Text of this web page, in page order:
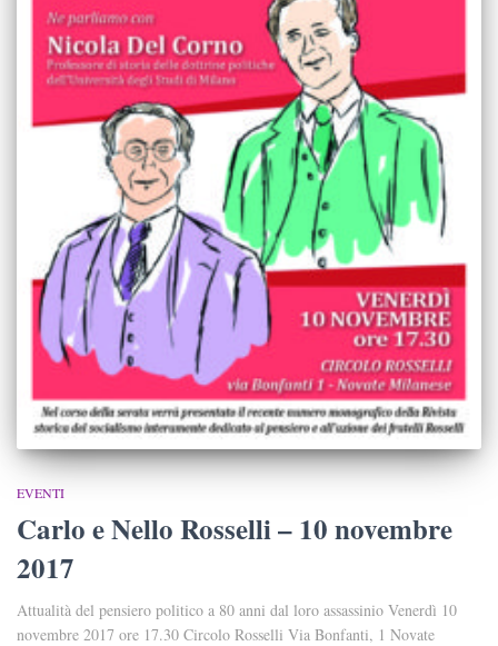
EVENTI
Carlo e Nello Rosselli – 10 novembre
2017
Attualità del pensiero politico a 80 anni dal loro assassinio Venerdì 10
novembre 2017 ore 17.30 Circolo Rosselli Via Bonfanti, 1 Novate